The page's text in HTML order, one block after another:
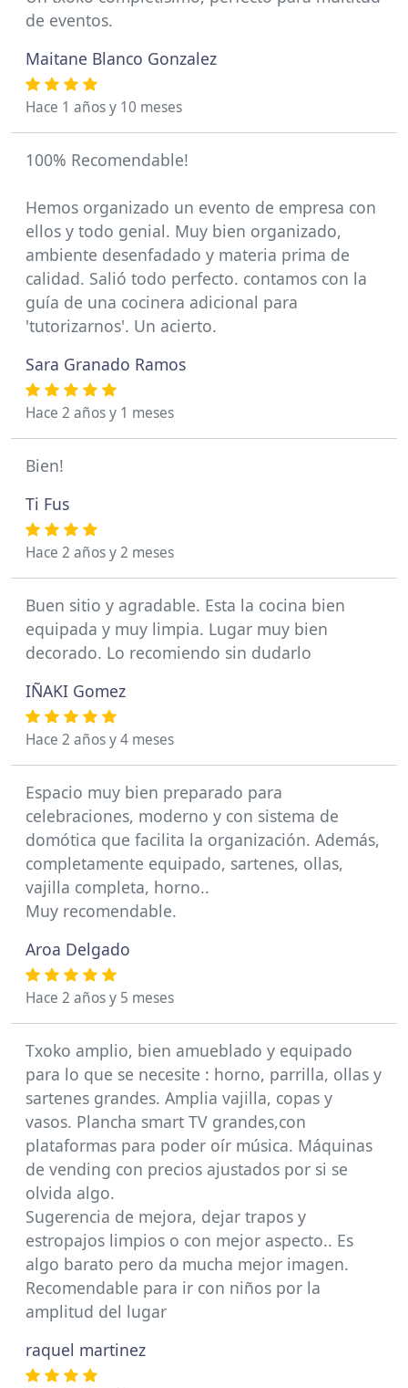
de eventos.
Maitane Blanco Gonzalez
Hace 1 años y 10 meses
100% Recomendable!
Hemos organizado un evento de empresa con
ellos y todo genial. Muy bien organizado,
ambiente desenfadado y materia prima de
calidad. Salió todo perfecto. contamos con la
guía de una cocinera adicional para
'tutorizarnos'. Un acierto.
Sara Granado Ramos
Hace 2 años y 1 meses
Bien!
Ti Fus
Hace 2 años y 2 meses
Buen sitio y agradable. Esta la cocina bien
equipada y muy limpia. Lugar muy bien
decorado. Lo recomiendo sin dudarlo
IÑAKI Gomez
Hace 2 años y 4 meses
Espacio muy bien preparado para
celebraciones, moderno y con sistema de
domótica que facilita la organización. Además,
completamente equipado, sartenes, ollas,
vajilla completa, horno..
Muy recomendable.
Aroa Delgado
Hace 2 años y 5 meses
Txoko amplio, bien amueblado y equipado
para lo que se necesite : horno, parrilla, ollas y
sartenes grandes. Amplia vajilla, copas y
vasos. Plancha smart TV grandes,con
plataformas para poder oír música. Máquinas
de vending con precios ajustados por si se
olvida algo.
Sugerencia de mejora, dejar trapos y
estropajos limpios o con mejor aspecto.. Es
algo barato pero da mucha mejor imagen.
Recomendable para ir con niños por la
amplitud del lugar
raquel martinez